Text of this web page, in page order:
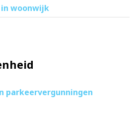
woonwijk
parkeervergunningen